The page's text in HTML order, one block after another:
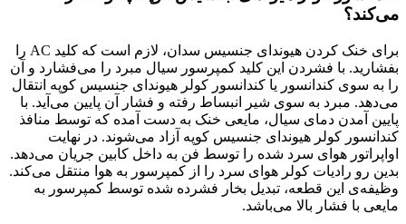
می‌کند؟
برای خنک کردن هیوندای جنسیس سدان، لازم است که کلید AC را
بفشارید. با فشردن این کلید کمپرسور سیال مبرد را می‌فشارد و آن
را به سوی کندانسور یا کندانسور کولر هیوندای جنسیس کوپه انتقال
می‌دهد. مبرد به سوی شیر انبساط رفته و فشار آن پایین می‌آید. با
پایین آمدن دمای سیال، مایعی خنک به دست آمده که توسط منافذ
کندانسور کولر هیوندای جنسیس کوپه آزاد می‌شوند. در نهایت
اواپراتور هوای سرد شده را توسط فن به داخل کابین جریان می‌دهد.
بدین رو رادیات کولر هوای سرد را از کمپرسور به هوا منتقل می‌کند.
وظیفه‌ی این قطعه، تبدیل بخار فشرده شده توسط کمپرسور به
مایعی با فشار بالا می‌باشد.